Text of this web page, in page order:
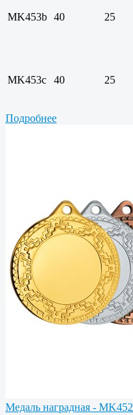
MK453b 40 25
MK453c 40 25
Подробнее
Медаль наградная - MK452